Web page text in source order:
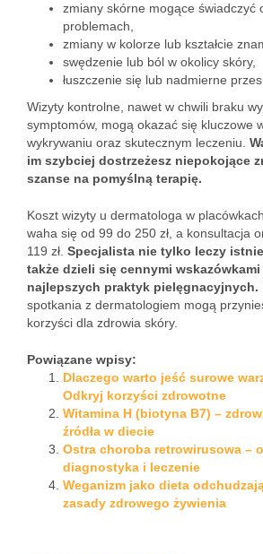
zmiany skórne mogące świadczyć
problemach,
zmiany w kolorze lub kształcie
swędzenie lub ból w okolicy skóry,
łuszczenie się lub nadmierne
Wizyty kontrolne, nawet w chwili braku
symptomów, mogą okazać się kluczowe
wykrywaniu oraz skutecznym leczeniu.
im szybciej dostrzeżesz niepokojące
szanse na pomyślną terapię.
Koszt wizyty u dermatologa w
waha się od 99 do 250 zł, a konsultacja
119 zł. Specjalista nie tylko leczy
także dzieli się cennymi
najlepszych praktyk pielęgnacyjnych.
spotkania z dermatologiem mogą
korzyści dla zdrowia skóry.
Powiązane wpisy:
Dlaczego warto jeść surowe
Odkryj korzyści zdrowotne
Witamina H (biotyna B7) –
źródła w diecie
Ostra choroba retrowirusowa –
diagnostyka i leczenie
Weganizm jako dieta
zasady zdrowego żywienia